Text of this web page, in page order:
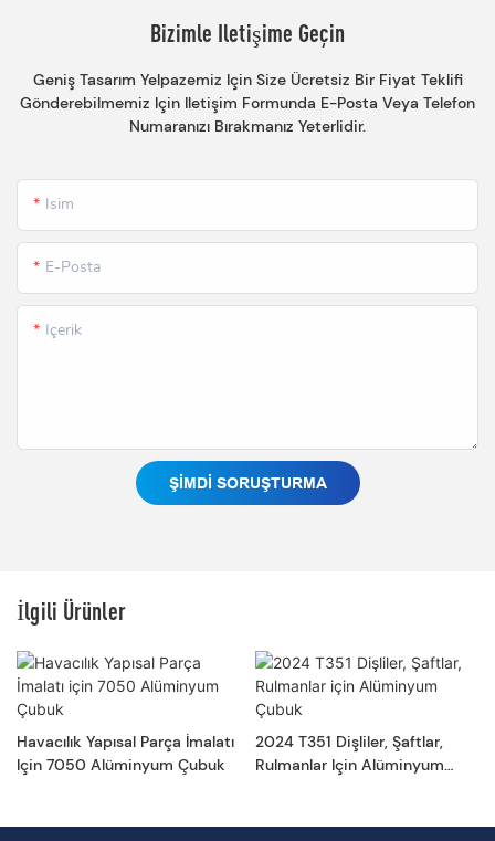
Bizimle Iletişime Geçin
Geniş Tasarım Yelpazemiz Için Size Ücretsiz Bir Fiyat Teklifi
Gönderebilmemiz Için Iletişim Formunda E-Posta Veya Telefon
Numaranızı Bırakmanız Yeterlidir.
Isim
E-Posta
Içerik
ŞIMDI SORUŞTURMA
İlgili Ürünler
Havacılık Yapısal Parça İmalatı
Için 7050 Alüminyum Çubuk
2024 T351 Dişliler, Şaftlar,
Rulmanlar Için Alüminyum